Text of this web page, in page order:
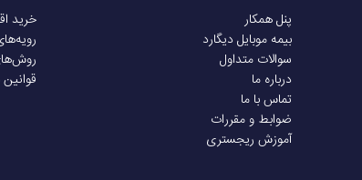
Android
MIUI 13
پنل همکار
بیمه موبایل دیگارد
سوالات متداول
درباره ما
تماس با ما
ضوابط و مقررات
آموزش ریجستری
خرید